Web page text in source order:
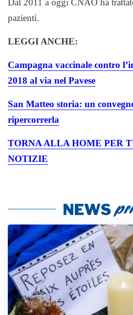
Dal 2011 a oggi CNAO ha
pazienti.
LEGGI ANCHE:
Campagna vaccinale contro
2018 al via nel Pavese
San Matteo storia: un
ripercorrerla
TORNA ALLA HOME PER
NOTIZIE